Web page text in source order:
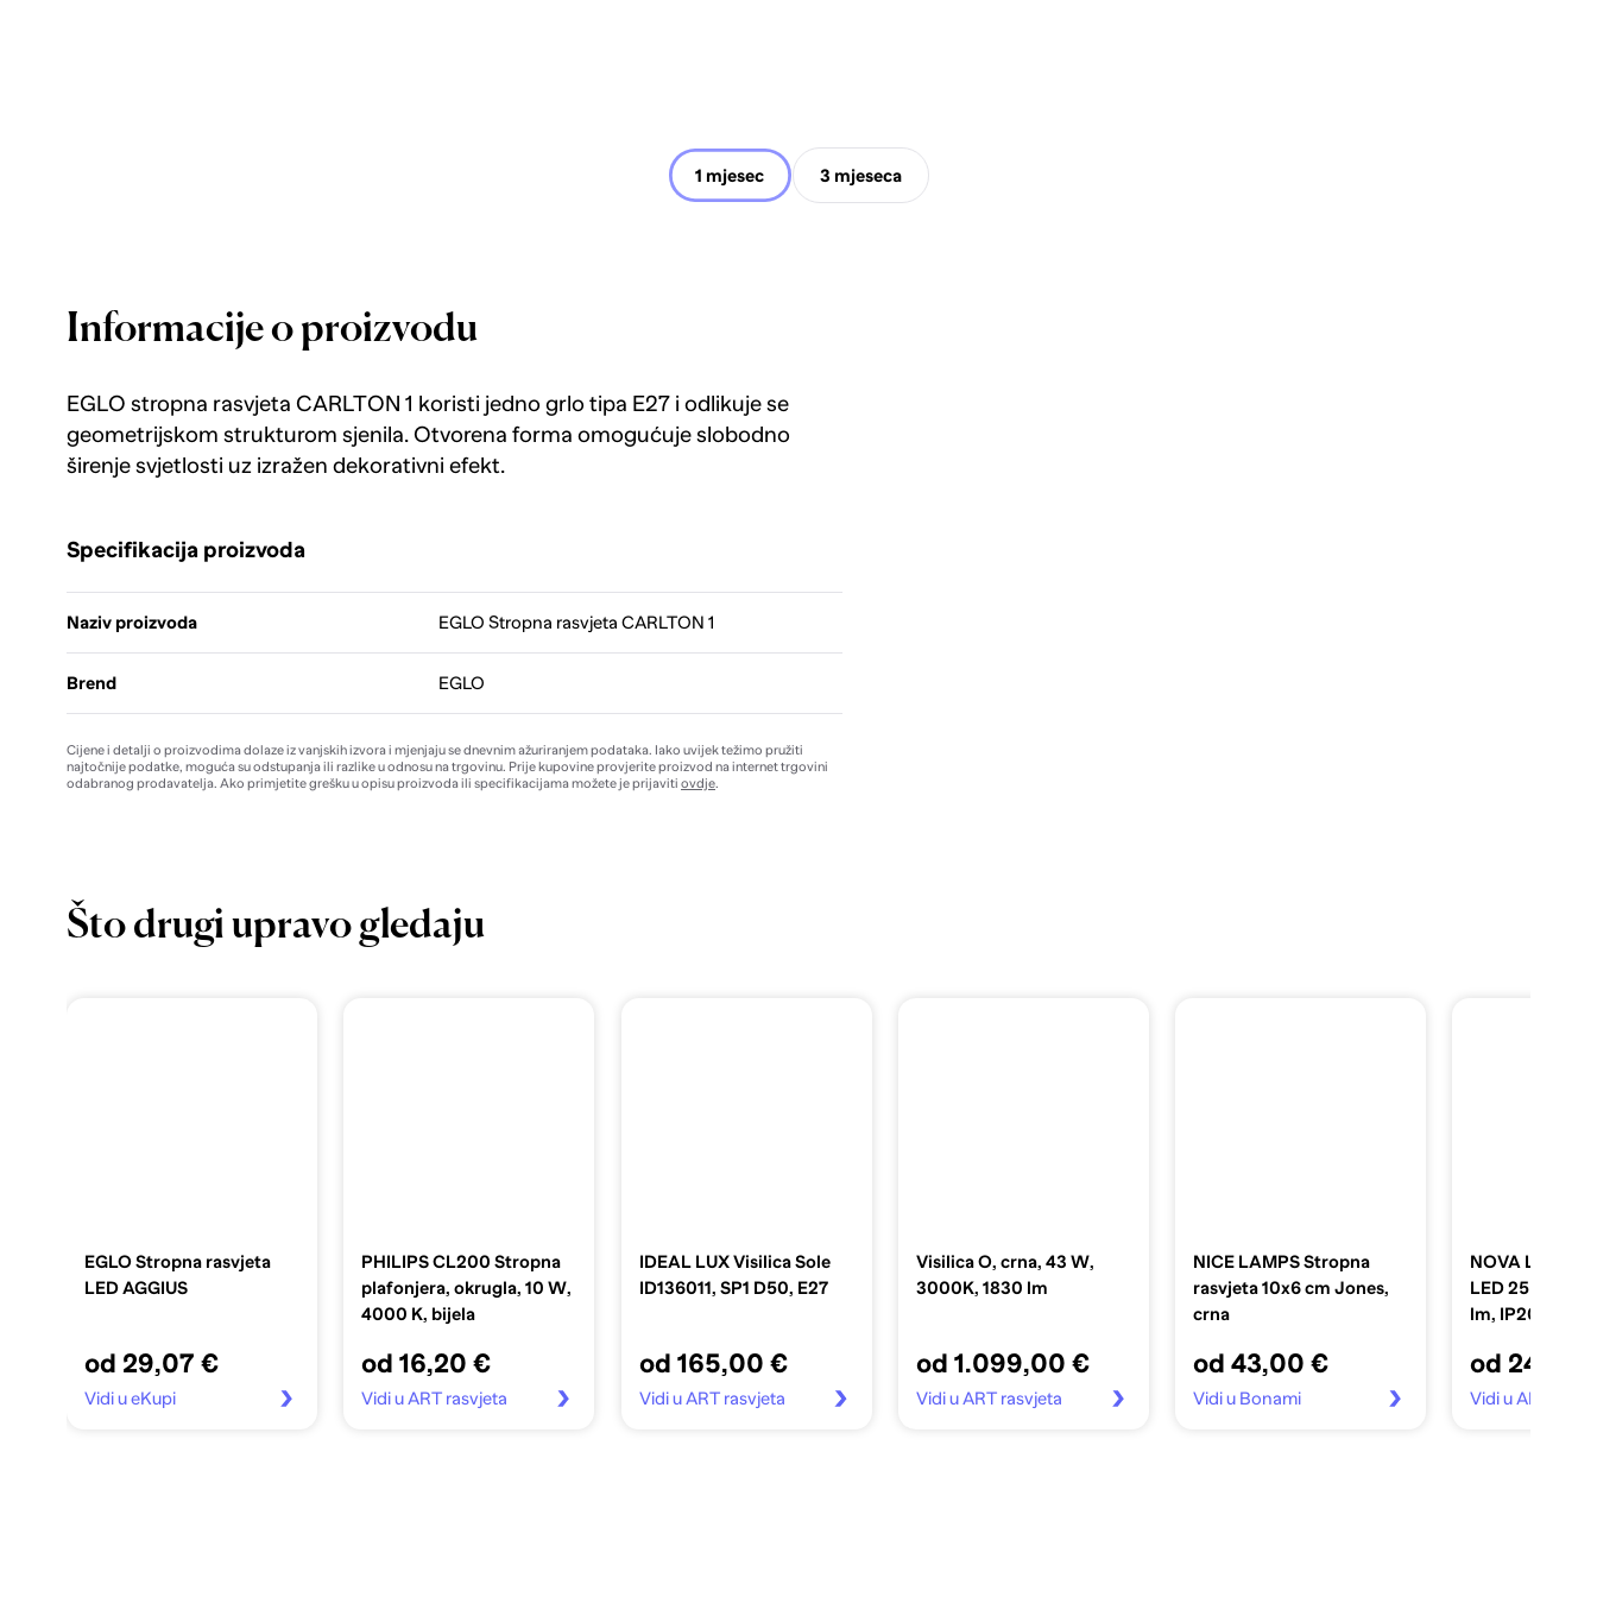
1 mjesec 3 mjeseca
Informacije o proizvodu
EGLO stropna rasvjeta CARLTON 1 koristi jedno grlo tipa E27 i odlikuje se
geometrijskom strukturom sjenila. Otvorena forma omogućuje slobodno
širenje svjetlosti uz izražen dekorativni efekt.
Specifikacija proizvoda
Naziv proizvoda EGLO Stropna rasvjeta CARLTON 1
Brend EGLO
Cijene i detalji o proizvodima dolaze iz vanjskih izvora i mjenjaju se dnevnim ažuriranjem podataka. Iako uvijek težimo pružiti
najtočnije podatke, moguća su odstupanja ili razlike u odnosu na trgovinu. Prije kupovine provjerite proizvod na internet trgovini
odabranog prodavatelja. Ako primjetite grešku u opisu proizvoda ili specifikacijama možete je prijaviti ovdje.
Što drugi upravo gledaju
EGLO Stropna rasvjeta
LED AGGIUS
od 29,07 €
Vidi u eKupi
PHILIPS CL200 Stropna
plafonjera, okrugla, 10 W,
4000 K, bijela
od 16,20 €
Vidi u ART rasvjeta
IDEAL LUX Visilica Sole
ID136011, SP1 D50, E27
od 165,00 €
Vidi u ART rasvjeta
Visilica O, crna, 43 W,
3000K, 1830 lm
od 1.099,00 €
Vidi u ART rasvjeta
NICE LAMPS Stropna
rasvjeta 10x6 cm Jones,
crna
od 43,00 €
Vidi u Bonami
NOVA LUCE
LED 25 W,
lm, IP20
od
Vidi u ART